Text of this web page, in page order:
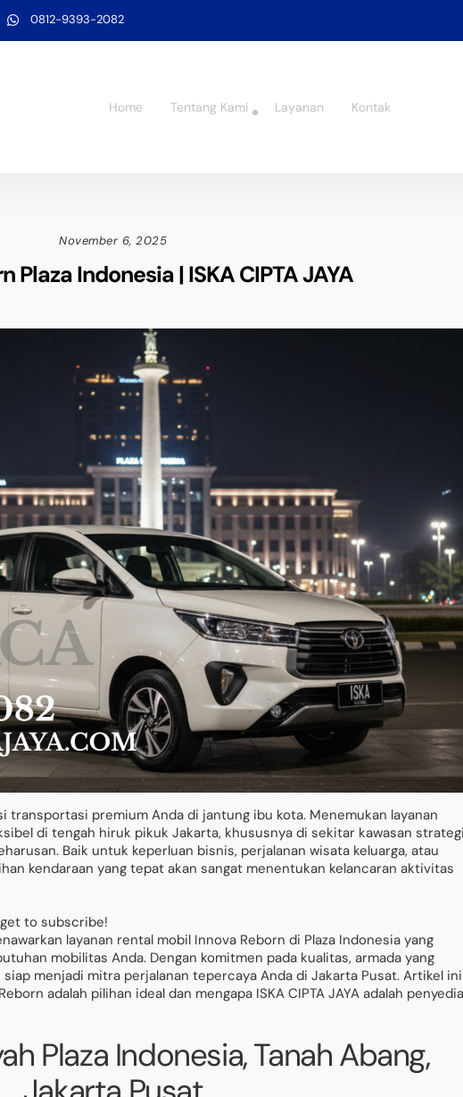
0812-9393-2082
Home Tentang Kami Layanan Kontak
November 6, 2025
Plaza Indonesia | ISKA CIPTA JAYA
transportasi premium Anda di jantung ibu kota. Menemukan layanan
di tengah hiruk pikuk Jakarta, khususnya di sekitar kawasan
Baik untuk keperluan bisnis, perjalanan wisata keluarga, atau
kendaraan yang tepat akan sangat menentukan kelancaran aktivitas
to subscribe!
layanan rental mobil Innova Reborn di Plaza Indonesia yang
mobilitas Anda. Dengan komitmen pada kualitas, armada yang
menjadi mitra perjalanan tepercaya Anda di Jakarta Pusat. Artikel ini
adalah pilihan ideal dan mengapa ISKA CIPTA JAYA adalah penyedia
Plaza Indonesia, Tanah Abang,